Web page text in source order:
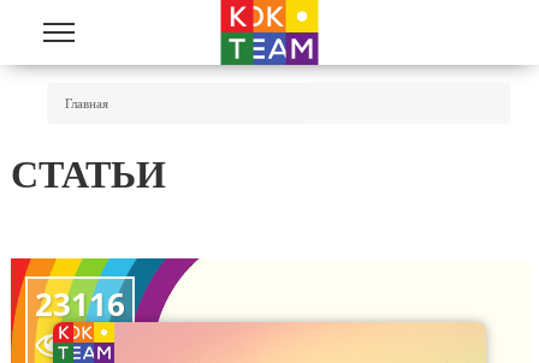
Перейти к основному содержанию
Главная
СТАТЬИ
23116
